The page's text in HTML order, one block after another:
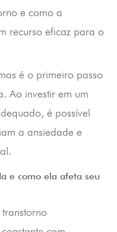
e como a
recurso eficaz para o
é o primeiro passo
Ao investir em um
é possível
a ansiedade e
e como ela afeta seu